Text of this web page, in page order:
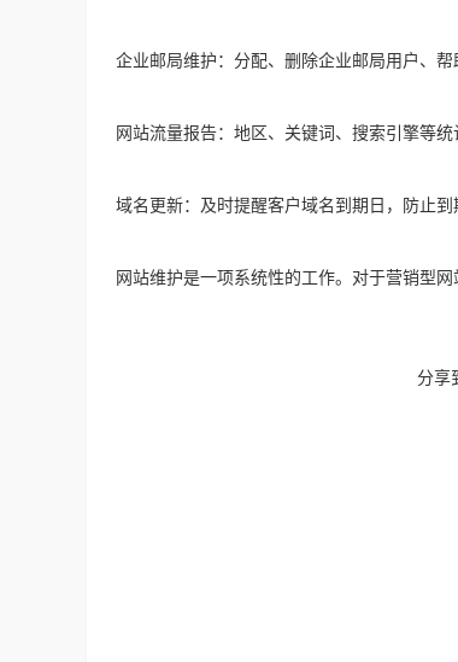
企业邮局维护：分配、删除企业邮局用户、帮
网站流量报告：地区、关键词、搜索引擎等统
域名更新：及时提醒客户域名到期日，防止到
网站维护是一项系统性的工作。对于营销型
分享